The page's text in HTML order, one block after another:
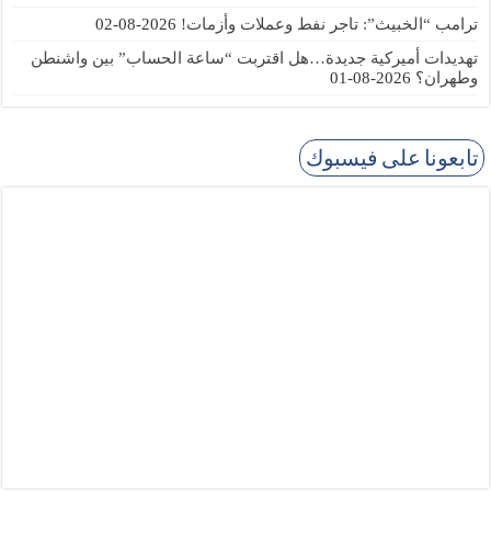
ترامب “الخبيث”: تاجر نفط وعملات وأزمات! 2026-08-02
تهديدات أميركية جديدة…هل اقتربت “ساعة الحساب” بين واشنطن
وطهران؟ 2026-08-01
تابعونا على فيسبوك